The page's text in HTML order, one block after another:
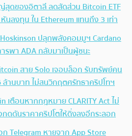
สุดของอิตาลี ลดสัดส่วน Bitcoin ETF
นลงทุน ใน Ethereum แทนถึง 3 เท่า
ปลุกพลังคอมมูฯ Cardano
รพา ADA กลับมาเป็นผู้ชนะ
สาย Solo เจอบล็อก รับทรัพย์คน
ล้านบาท ไม่สนวิกฤตศรัทธาคริปโทฯ
เตือนหากกฎหมาย CLARITY Act ไม่
ดดันราคาคริปโตให้ดิ่งลงอีกระลอก
ก Telegram หายจาก App Store